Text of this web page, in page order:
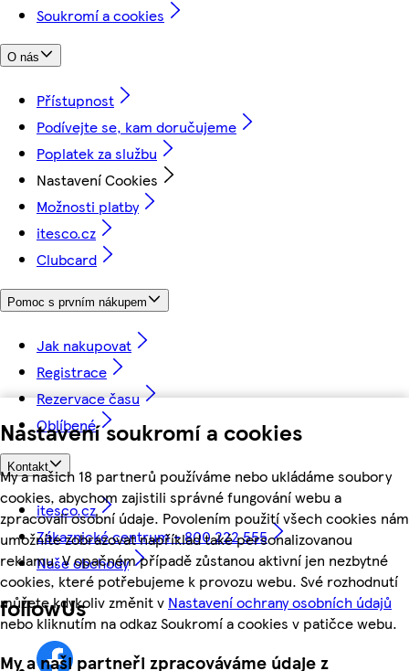
Nastavení soukromí a cookies
My a našich 18 partnerů používáme nebo ukládáme soubory
cookies, abychom zajistili správné fungování webu a
zpracovali osobní údaje. Povolením použití všech cookies nám
umožníte zobrazovat například také personalizovanou
reklamu. V opačném případě zůstanou aktivní jen nezbytné
cookies, které potřebujeme k provozu webu. Své rozhodnutí
můžete kdykoliv změnit v Nastavení ochrany osobních údajů
nebo kliknutím na odkaz Soukromí a cookies v patičce webu.
My a naši partneři zpracováváme údaje z
Soukromí a cookies
O nás
Přístupnost
Podívejte se, kam doručujeme
Poplatek za službu
Nastavení Cookies
Možnosti platby
itesco.cz
Clubcard
Pomoc s prvním nákupem
Jak nakupovat
Registrace
Rezervace času
Oblíbené
Kontakt
itesco.cz
Zákaznické centrum - 800 222 555
Naše obchody
followUs